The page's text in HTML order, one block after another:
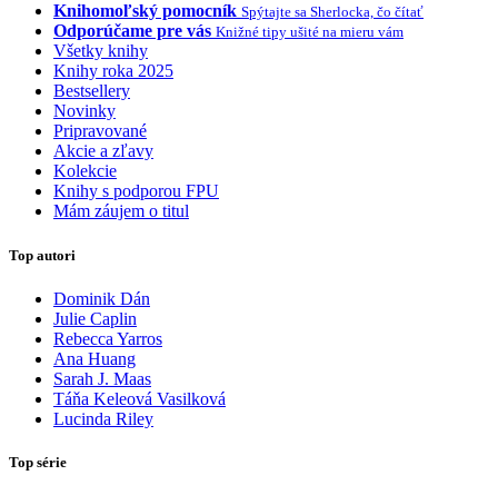
Knihomoľský pomocník Spýtajte sa Sherlocka, čo čítať
Odporúčame pre vás Knižné tipy ušité na mieru vám
Všetky knihy
Knihy roka 2025
Bestsellery
Novinky
Pripravované
Akcie a zľavy
Kolekcie
Knihy s podporou FPU
Mám záujem o titul
Top autori
Dominik Dán
Julie Caplin
Rebecca Yarros
Ana Huang
Sarah J. Maas
Táňa Keleová Vasilková
Lucinda Riley
Top série